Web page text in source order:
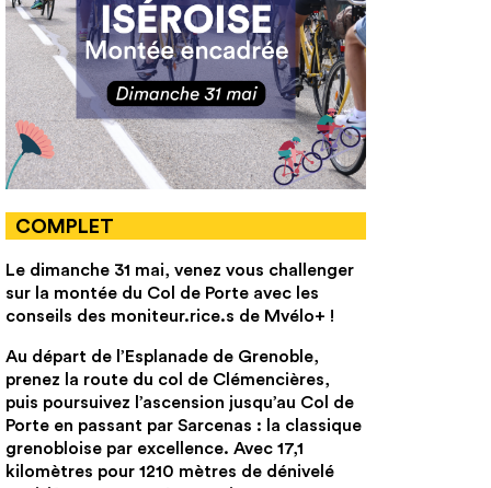
COMPLET
Le dimanche 31 mai, venez vous challenger
sur la montée du Col de Porte avec les
conseils des moniteur.rice.s de Mvélo+ !
Au départ de l’Esplanade de Grenoble,
prenez la route du col de Clémencières,
puis poursuivez l’ascension jusqu’au Col de
Porte en passant par Sarcenas : la classique
grenobloise par excellence. Avec 17,1
kilomètres pour 1210 mètres de dénivelé